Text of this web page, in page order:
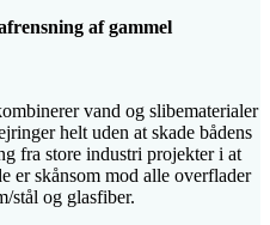
af gammel
vand og slibematerialer
helt uden at skade bådens
fra store industri projekter i at
er skånsom mod alle overflader
stål og glasfiber.